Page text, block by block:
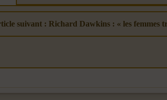
suivant : Richard Dawkins : « les femmes